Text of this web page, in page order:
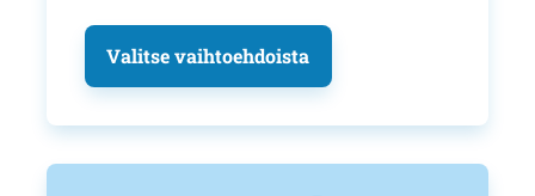
Valitse vaihtoehdoista
Tällä